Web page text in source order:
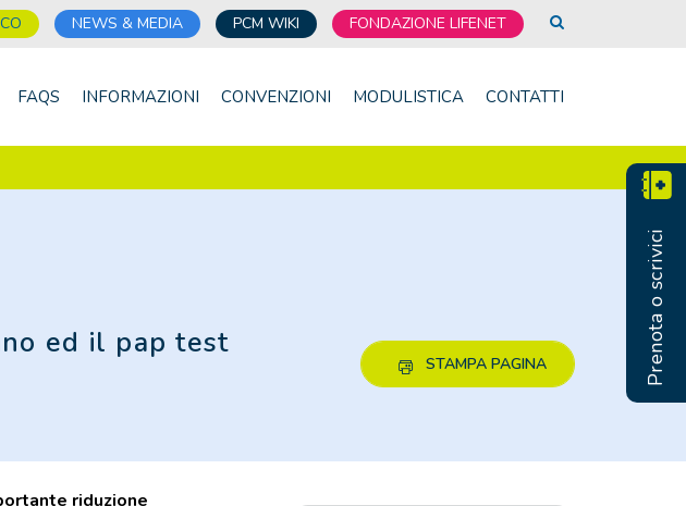
NEWS & MEDIA PCM WIKI FONDAZIONE LIFENET
FAQS INFORMAZIONI CONVENZIONI MODULISTICA CONTATTI
ed il pap test
STAMPA PAGINA
riduzione
Prenota o scrivici